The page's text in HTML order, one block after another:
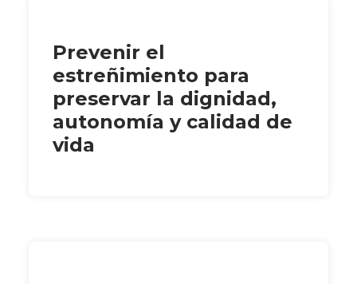
Prevenir el
estreñimiento para
preservar la dignidad,
autonomía y calidad de
vida